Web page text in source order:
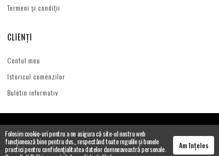
Folosim cookie-uri pentru a ne asigura că site-ul nostru web
funcționează bine pentru dvs., respectând toate regulile și bunele
practici pentru confidențialitatea datelor dumneavoastră personale. Am înțeles
Termeni și condiții
CLIENȚI
Contul meu
Istoricul comenzilor
Buletin informativ